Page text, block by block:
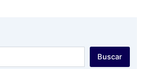
Buscar